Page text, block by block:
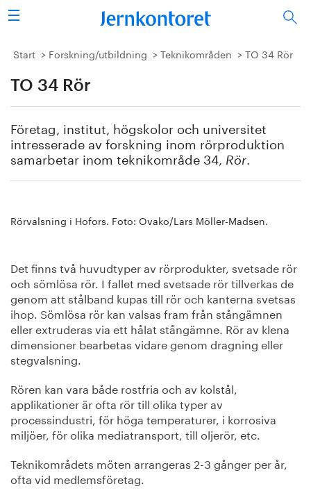
Sök
Stålindustrin
Vision 2050
Forskning/utbildning
Energi/miljö
Publicerat
Bildbank
Om oss
Start Forskning/utbildning Teknikområden TO 34 Rör
TO 34 Rör
Företag, institut, högskolor och universitet
intresserade av forskning inom rörproduktion
samarbetar inom teknikområde 34, Rör
Rörvalsning i Hofors. Foto: Ovako/Lars Möller-Madsen.
Det finns två huvudtyper av rörprodukter, svetsade rör
och sömlösa rör. I fallet med svetsade rör tillverkas de
genom att stålband kupas till rör och kanterna svetsas
ihop. Sömlösa rör kan valsas fram från stångämnen
eller extruderas via ett hålat stångämne. Rör av klena
dimensioner bearbetas vidare genom dragning eller
stegvalsning.
Rören kan vara både rostfria och av kolstål,
applikationer är ofta rör till olika typer av
processindustri, för höga temperaturer, i korrosiva
miljöer, för olika mediatransport, till oljerör, etc.
Teknikområdets möten arrangeras 2-3 gånger per år,
ofta vid medlemsföretag.